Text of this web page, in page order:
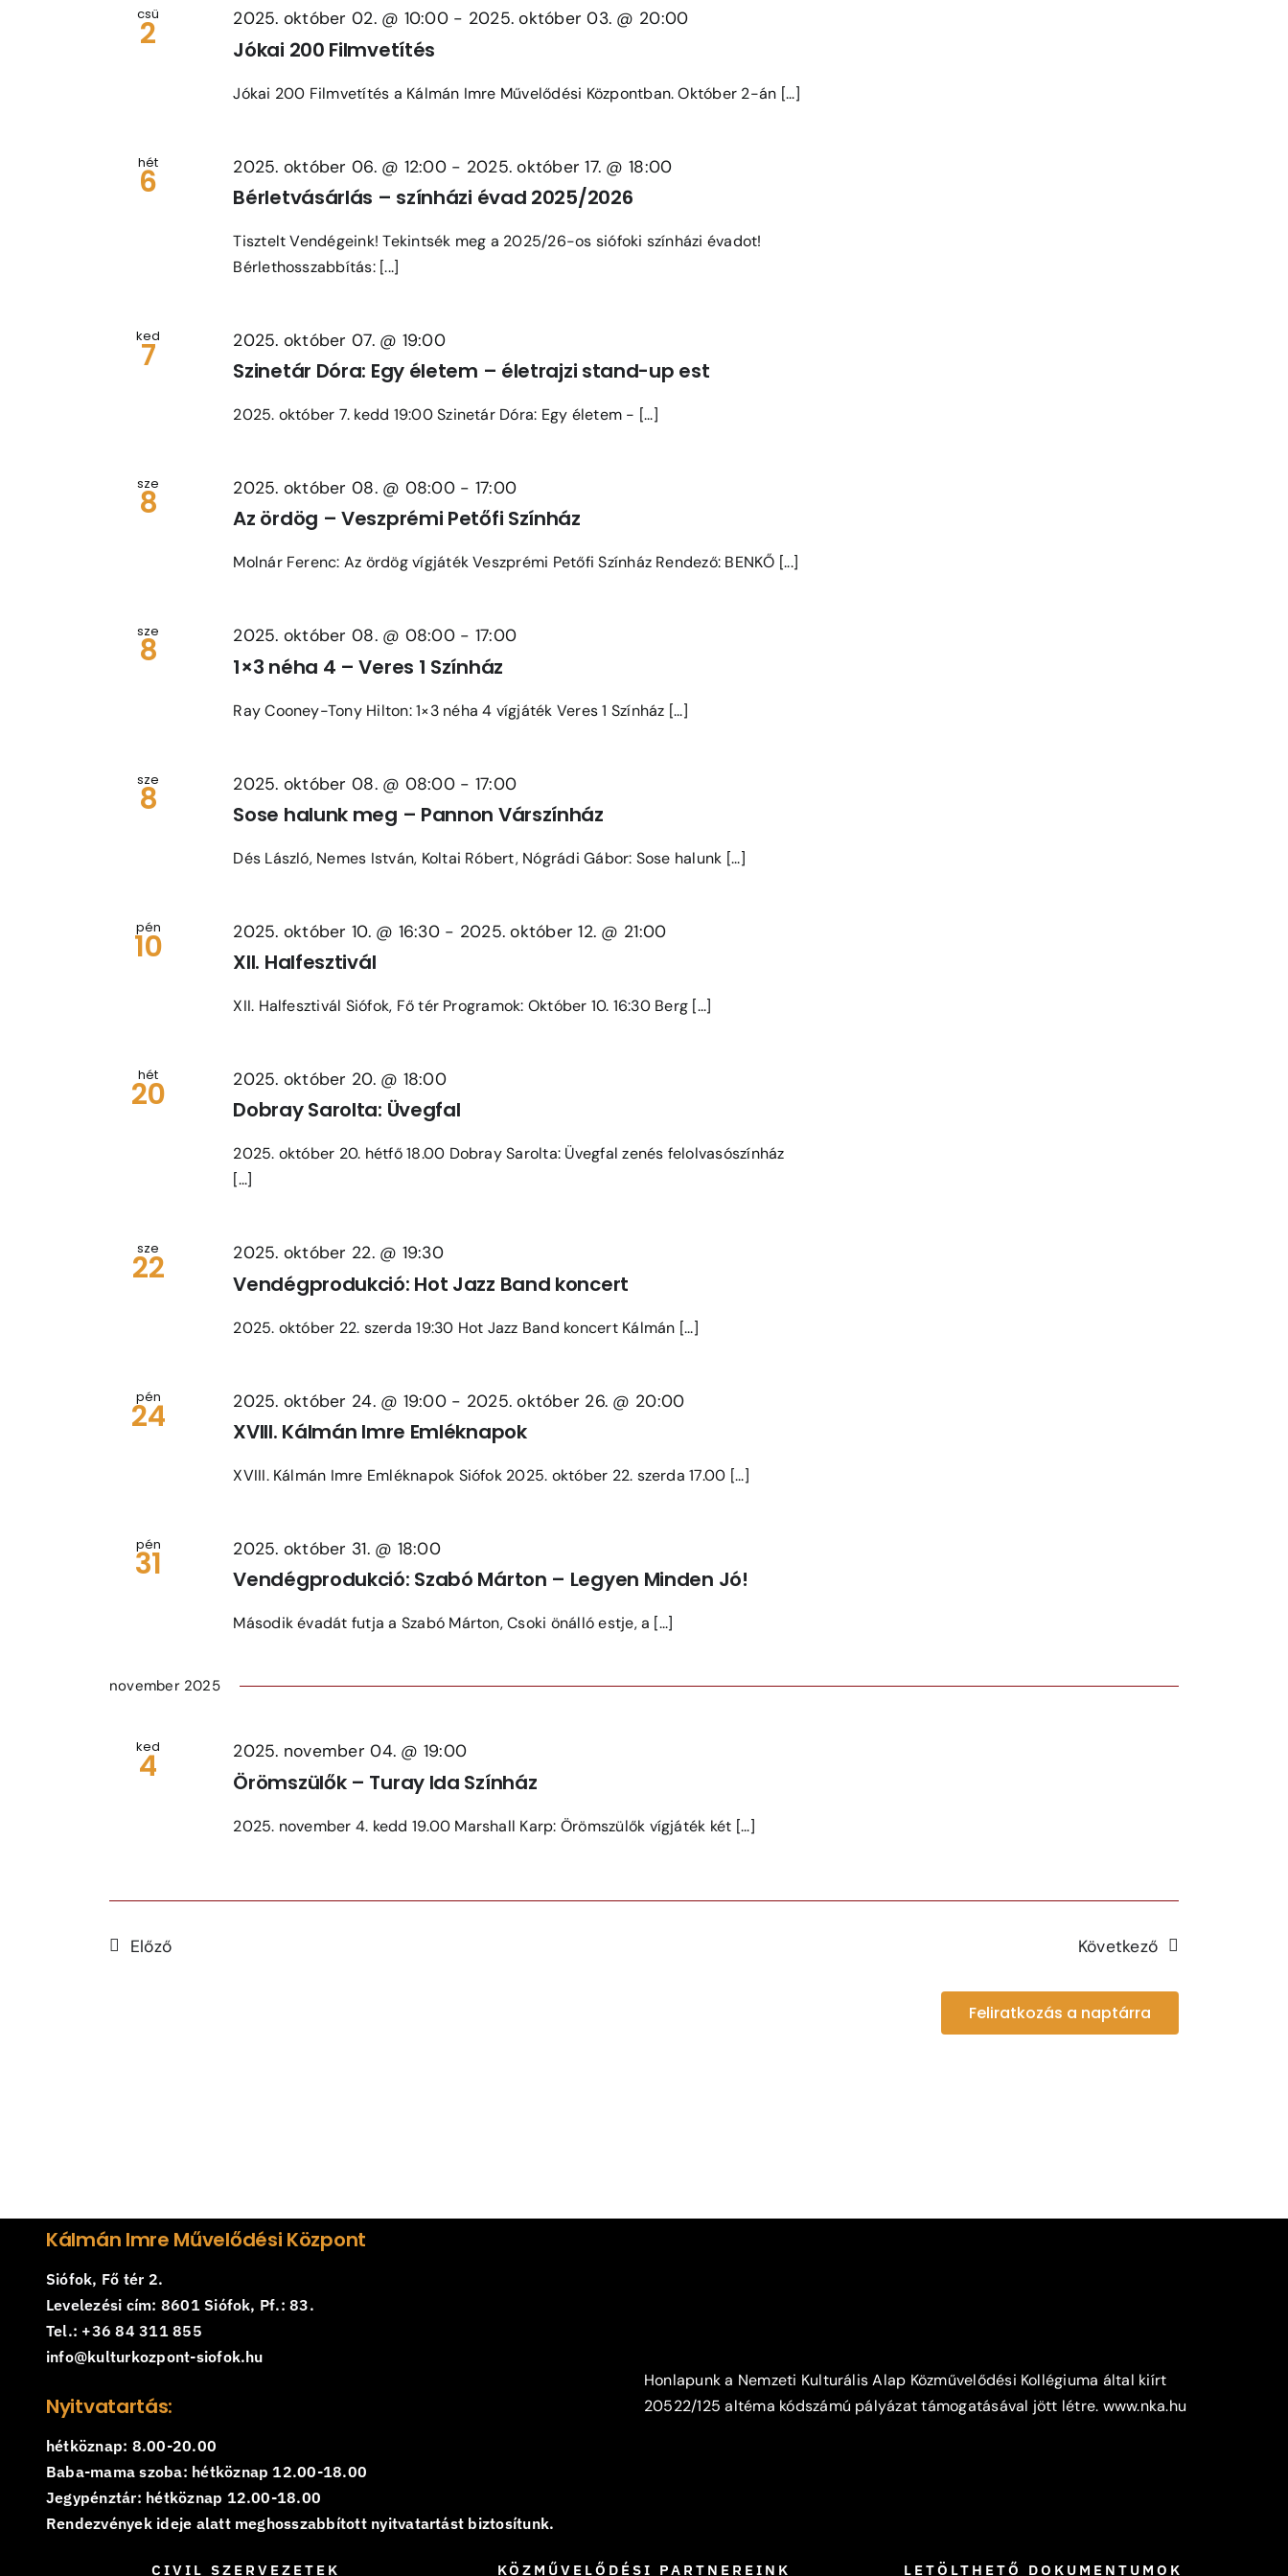
Navigation
csü
2 2025. október 02. @ 10:00- 2025. október 03. @ 20:00
Jókai 200 Filmvetítés
Jókai 200 Filmvetítés a Kálmán Imre Művelődési Központban. Október 2-án [...]
hét
6 2025. október 06. @ 12:00- 2025. október 17. @ 18:00
Bérletvásárlás – színházi évad 2025/2026
Tisztelt Vendégeink! Tekintsék meg a 2025/26-os siófoki színházi évadot!
Bérlethosszabbítás: [...]
ked
7 2025. október 07. @ 19:00
Szinetár Dóra: Egy életem – életrajzi stand-up est
2025. október 7. kedd 19:00 Szinetár Dóra: Egy életem - [...]
sze
8 2025. október 08. @ 08:00- 17:00
Az ördög – Veszprémi Petőfi Színház
Molnár Ferenc: Az ördög vígjáték Veszprémi Petőfi Színház Rendező: BENKŐ [...]
sze
8 2025. október 08. @ 08:00- 17:00
1×3 néha 4 – Veres 1 Színház
Ray Cooney-Tony Hilton: 1×3 néha 4 vígjáték Veres 1 Színház [...]
sze
8 2025. október 08. @ 08:00- 17:00
Sose halunk meg – Pannon Várszínház
Dés László, Nemes István, Koltai Róbert, Nógrádi Gábor: Sose halunk [...]
pén
10 2025. október 10. @ 16:30- 2025. október 12. @ 21:00
XII. Halfesztivál
XII. Halfesztivál Siófok, Fő tér Programok: Október 10. 16:30 Berg [...]
hét
20 2025. október 20. @ 18:00
Dobray Sarolta: Üvegfal
2025. október 20. hétfő 18.00 Dobray Sarolta: Üvegfal zenés felolvasószínház
[...]
sze
22 2025. október 22. @ 19:30
Vendégprodukció: Hot Jazz Band koncert
2025. október 22. szerda 19:30 Hot Jazz Band koncert Kálmán [...]
pén
24 2025. október 24. @ 19:00- 2025. október 26. @ 20:00
XVIII. Kálmán Imre Emléknapok
XVIII. Kálmán Imre Emléknapok Siófok 2025. október 22. szerda 17.00 [...]
pén
31 2025. október 31. @ 18:00
Vendégprodukció: Szabó Márton – Legyen Minden Jó!
Második évadát futja a Szabó Márton, Csoki önálló estje, a [...]
november 2025
ked
4 2025. november 04. @ 19:00
Örömszülők – Turay Ida Színház
2025. november 4. kedd 19.00 Marshall Karp: Örömszülők vígjáték két [...]
Előző Következő
Feliratkozás a naptárra
Kálmán Imre Művelődési Központ
Siófok, Fő tér 2.
Levelezési cím: 8601 Siófok, Pf.: 83.
Tel.: +36 84 311 855
info@kulturkozpont-siofok.hu
Nyitvatartás:
hétköznap: 8.00-20.00
Baba-mama szoba: hétköznap 12.00-18.00
Jegypénztár: hétköznap 12.00-18.00
Rendezvények ideje alatt meghosszabbított nyitvatartást biztosítunk.
Honlapunk a Nemzeti Kulturális Alap Közművelődési Kollégiuma által kiírt
20522/125 altéma kódszámú pályázat támogatásával jött létre. www.nka.hu
CIVIL SZERVEZETEK KÖZMŰVELŐDÉSI PARTNEREINK LETÖLTHETŐ DOKUMENTUMOK